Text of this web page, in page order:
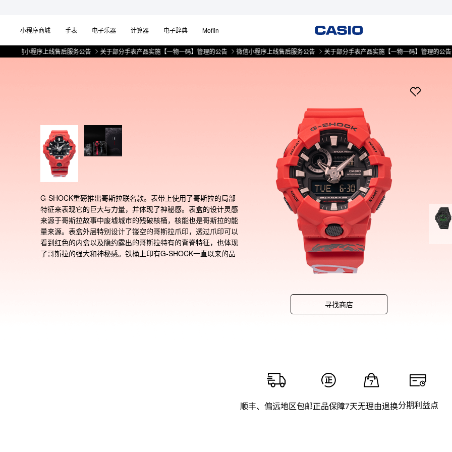
小程序商城 手表 电子乐器 计算器 电子辞典 Moflin
程序上线售后服务公告 关于部分手表产品实施【一物一码】管理的公告 微信小程序上线售后服务公告 关于部分手表产品实施【一物一码】管理的公告 微信
G-SHOCK重磅推出哥斯拉联名款。表带上使用了哥斯拉的局部
特征来表现它的巨大与力量，并体现了神秘感。表盒的设计灵感
来源于哥斯拉故事中废墟城市的残破核桶，核能也是哥斯拉的能
量来源。表盒外层特别设计了镂空的哥斯拉爪印，透过爪印可以
看到红色的内盒以及隐约露出的哥斯拉特有的背脊特征，也体现
了哥斯拉的强大和神秘感。铁桶上印有G-SHOCK一直以来的品
寻找商店
顺丰、偏远地区包邮正品保障7天无理由退换分期利益点